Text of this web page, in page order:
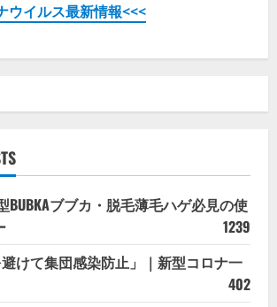
ウイルス最新情報<<<
BUBKAブブカ・脱毛薄毛ハゲ必見の使
1239
避けて集団感染防止」｜新型コロナ一
402